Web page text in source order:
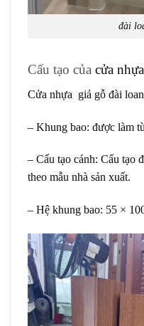
đài
Cấu tạo của cửa
Cửa nhựa giả gỗ đài
– Khung bao: được làm
– Cấu tạo cánh: Cấu tạo
theo mẫu nhà sản xuất.
– Hệ khung bao: 55 ×